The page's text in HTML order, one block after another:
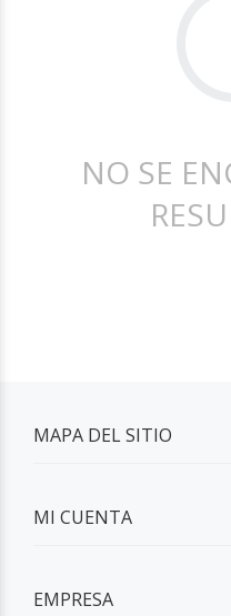
NO SE
MAPA DEL SITIO
MI CUENTA
EMPRESA